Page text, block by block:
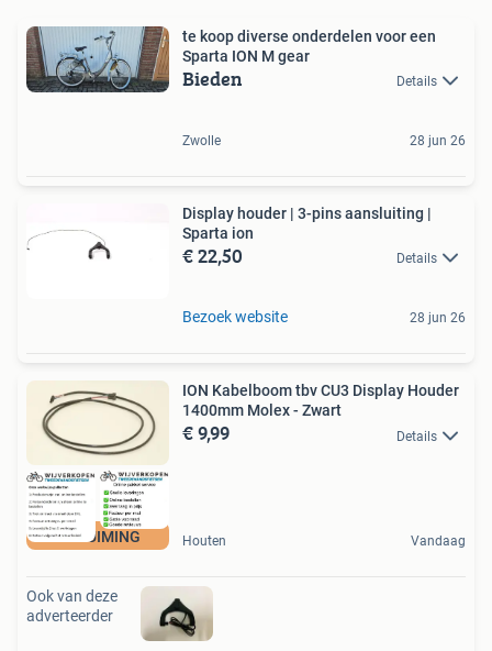
te koop diverse onderdelen voor een
Sparta ION M gear
Bieden Details
Zwolle 28 jun 26
Display houder | 3-pins aansluiting |
Sparta ion
€ 22,50 Details
Bezoek website 28 jun 26
OPRUIMING
ION Kabelboom tbv CU3 Display Houder
1400mm Molex - Zwart
€ 9,99 Details
Houten Vandaag
Ook van deze
adverteerder